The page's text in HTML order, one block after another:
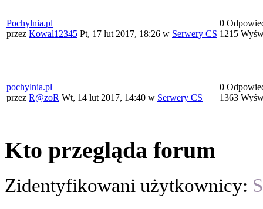
Pochylnia.pl
przez Kowal12345 Pt, 17 lut 2017, 18:26 w Serwery CS
0
1215
pochylnia.pl
przez R@zoR Wt, 14 lut 2017, 14:40 w Serwery CS
0
1363
Kto przegląda forum
Zidentyfikowani użytkownicy: